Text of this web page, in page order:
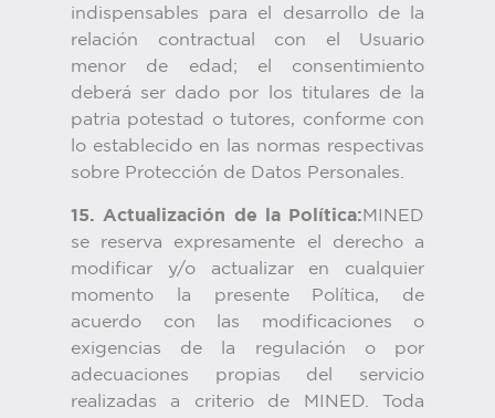
indispensables para el desarrollo de la
relación contractual con el Usuario
menor de edad; el consentimiento
deberá ser dado por los titulares de la
patria potestad o tutores, conforme con
lo establecido en las normas respectivas
sobre Protección de Datos Personales.
15. Actualización de la Política: MINED
se reserva expresamente el derecho a
modificar y/o actualizar en cualquier
momento la presente Política, de
acuerdo con las modificaciones o
exigencias de la regulación o por
adecuaciones propias del servicio
realizadas a criterio de MINED. Toda